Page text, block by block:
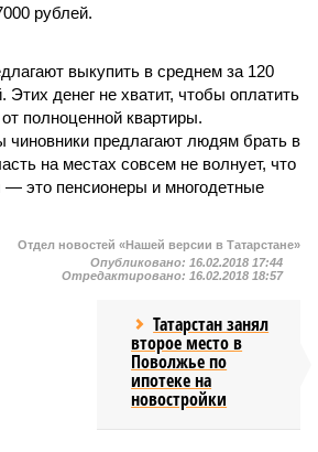
рублей.
выкупить в среднем за 120
Этих денег не хватит, чтобы оплатить
полноценной квартиры.
предлагают людям брать в
на местах совсем не волнует, что
— это пенсионеры и многодетные
Отдел новостей «Нашей версии в Татарстане»
Опубликовано: 16.02.2018 17:44
Отредактировано: 16.02.2018 18:57
Татарстан занял
второе место в
Поволжье по
ипотеке на
новостройки